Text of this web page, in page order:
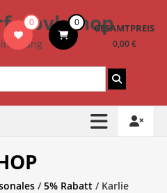
– bvl-Shop
Lang
0 0 GESAMTPREIS
0,00 €
/5% Rabatt/ Karlie